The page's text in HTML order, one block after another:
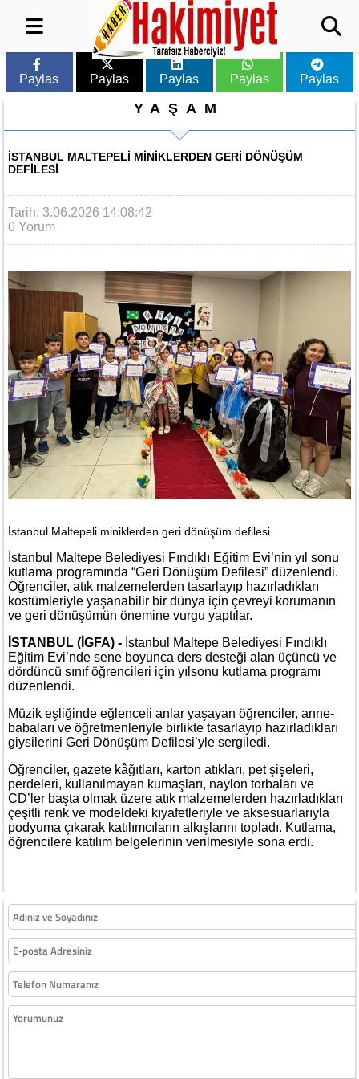
Paylas Paylas Paylas Paylas Paylas
YAŞAM
İSTANBUL MALTEPELI MINIKLERDEN GERI DÖNÜŞÜM
DEFILESI
Tarih: 3.06.2026 14:08:42
0 Yorum
İstanbul Maltepeli miniklerden geri dönüşüm defilesi
İstanbul Maltepe Belediyesi Fındıklı Eğitim Evi’nin yıl sonu
kutlama programında “Geri Dönüşüm Defilesi” düzenlendi.
Öğrenciler, atık malzemelerden tasarlayıp hazırladıkları
kostümleriyle yaşanabilir bir dünya için çevreyi korumanın
ve geri dönüşümün önemine vurgu yaptılar.
İSTANBUL (İGFA) - İstanbul Maltepe Belediyesi Fındıklı
Eğitim Evi’nde sene boyunca ders desteği alan üçüncü ve
dördüncü sınıf öğrencileri için yılsonu kutlama programı
düzenlendi.
Müzik eşliğinde eğlenceli anlar yaşayan öğrenciler, anne-
babaları ve öğretmenleriyle birlikte tasarlayıp hazırladıkları
giysilerini Geri Dönüşüm Defilesi’yle sergiledi.
Öğrenciler, gazete kâğıtları, karton atıkları, pet şişeleri,
perdeleri, kullanılmayan kumaşları, naylon torbaları ve
CD’ler başta olmak üzere atık malzemelerden hazırladıkları
çeşitli renk ve modeldeki kıyafetleriyle ve aksesuarlarıyla
podyuma çıkarak katılımcıların alkışlarını topladı. Kutlama,
öğrencilere katılım belgelerinin verilmesiyle sona erdi.